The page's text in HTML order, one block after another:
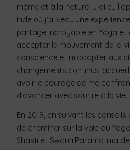
même et à la nature. J’ai eu
Inde où j’ai vécu une
partage incroyable en Yoga et
accepter le mouvement de la
conscience et m’adapter aux
changements continus,
avoir le courage de me
d’avancer avec sourire à la vie.
En 2019, en suivant les conseils
de cheminer sur la voie du
Shakti et Swami Paramatma de